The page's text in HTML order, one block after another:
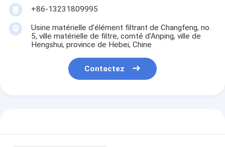
+86-13231809995
Usine matérielle d'élément filtrant de Changfeng, no.
5, ville matérielle de filtre, comté d'Anping, ville de
Hengshui, province de Hebei, Chine
Contactez